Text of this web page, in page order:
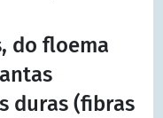
do floema
duras (fibras